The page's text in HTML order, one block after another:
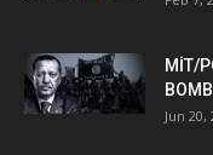
MİT/
Jun 20,